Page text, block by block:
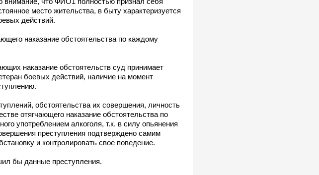
место жительства, в быту характеризуется
действий.
наказание обстоятельства по каждому
наказание обстоятельств суд принимает
боевых действий, наличие на момент
обстоятельства их совершения, личность
отягчающего наказание обстоятельства по
употреблением алкоголя, т.к. в силу опьянения
преступления подтверждено самим
и контролировать свое поведение.
бы данные преступления.